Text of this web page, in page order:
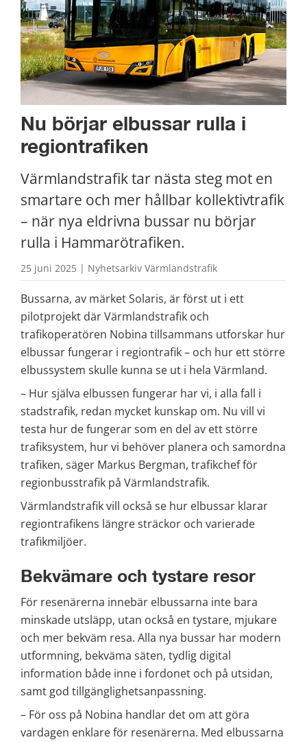
Nu börjar elbussar rulla i
regiontrafiken
Värmlandstrafik tar nästa steg mot en
smartare och mer hållbar kollektivtrafik
– när nya eldrivna bussar nu börjar
rulla i Hammarötrafiken.
25 juni 2025 | Nyhetsarkiv Värmlandstrafik
Bussarna, av märket Solaris, är först ut i ett
pilotprojekt där Värmlandstrafik och
trafikoperatören Nobina tillsammans utforskar hur
elbussar fungerar i regiontrafik – och hur ett större
elbussystem skulle kunna se ut i hela Värmland.
– Hur själva elbussen fungerar har vi, i alla fall i
stadstrafik, redan mycket kunskap om. Nu vill vi
testa hur de fungerar som en del av ett större
trafiksystem, hur vi behöver planera och samordna
trafiken, säger Markus Bergman, trafikchef för
regionbusstrafik på Värmlandstrafik.
Värmlandstrafik vill också se hur elbussar klarar
regiontrafikens längre sträckor och varierade
trafikmiljöer.
Bekvämare och tystare resor
För resenärerna innebär elbussarna inte bara
minskade utsläpp, utan också en tystare, mjukare
och mer bekväm resa. Alla nya bussar har modern
utformning, bekväma säten, tydlig digital
information både inne i fordonet och på utsidan,
samt god tillgänglighetsanpassning.
– För oss på Nobina handlar det om att göra
vardagen enklare för resenärerna. Med elbussarna